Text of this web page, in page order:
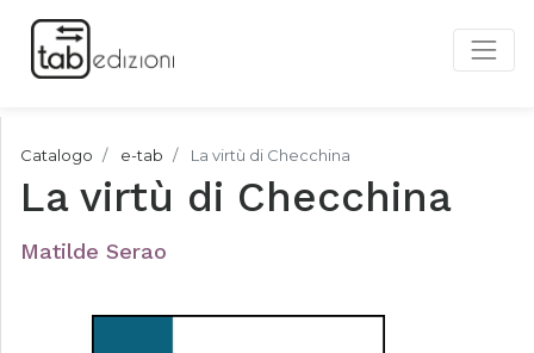
Catalogo e-tab La virtù di Checchina
La virtù di Checchina
Matilde Serao